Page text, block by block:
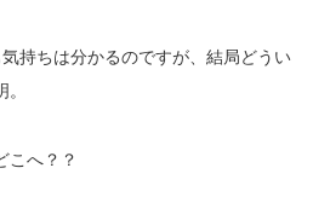
持ちは分かるのですが、結局どうい
こへ？？